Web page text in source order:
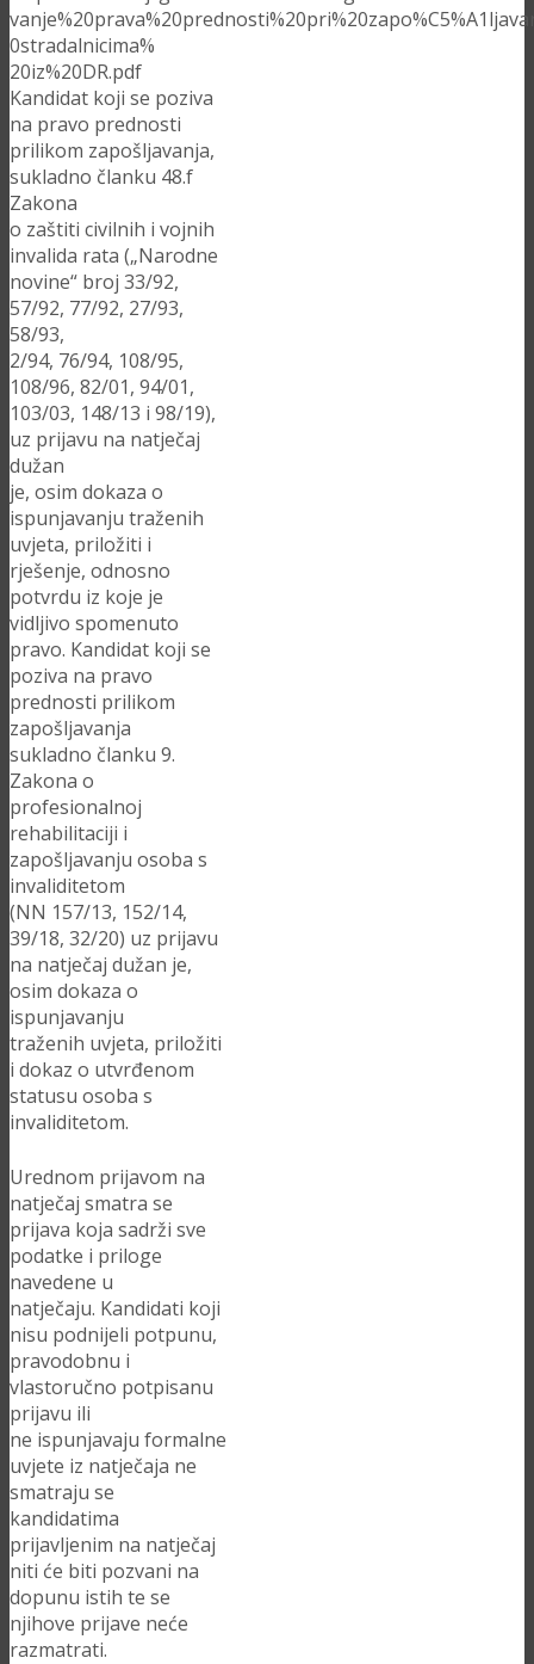
0stradalnicima%
20iz%20DR.pdf
Kandidat koji se poziva
na pravo prednosti
prilikom zapošljavanja,
sukladno članku 48.f
Zakona
o zaštiti civilnih i vojnih
invalida rata („Narodne
novine“ broj 33/92,
57/92, 77/92, 27/93,
58/93,
2/94, 76/94, 108/95,
108/96, 82/01, 94/01,
103/03, 148/13 i 98/19),
uz prijavu na natječaj
dužan
je, osim dokaza o
ispunjavanju traženih
uvjeta, priložiti i
rješenje, odnosno
potvrdu iz koje je
vidljivo spomenuto
pravo. Kandidat koji se
poziva na pravo
prednosti prilikom
zapošljavanja
sukladno članku 9.
Zakona o
profesionalnoj
rehabilitaciji i
zapošljavanju osoba s
invaliditetom
(NN 157/13, 152/14,
39/18, 32/20) uz prijavu
na natječaj dužan je,
osim dokaza o
ispunjavanju
traženih uvjeta, priložiti
i dokaz o utvrđenom
statusu osoba s
invaliditetom.
Urednom prijavom na
natječaj smatra se
prijava koja sadrži sve
podatke i priloge
navedene u
natječaju. Kandidati koji
nisu podnijeli potpunu,
pravodobnu i
vlastoručno potpisanu
prijavu ili
ne ispunjavaju formalne
uvjete iz natječaja ne
smatraju se
kandidatima
prijavljenim na natječaj
niti će biti pozvani na
dopunu istih te se
njihove prijave neće
razmatrati.